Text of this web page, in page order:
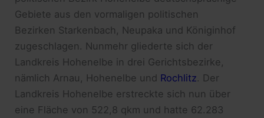
Gebiete aus den vormaligen politischen
Bezirken Starkenbach, Neupaka und Königinhof
zugeschlagen. Nunmehr gliederte sich der
Landkreis Hohenelbe in drei Gerichtsbezirke,
nämlich Arnau, Hohenelbe und Rochlitz. Der
Landkreis Hohenelbe erstreckte sich nun über
eine Fläche von 522,8 qkm und hatte 62.283